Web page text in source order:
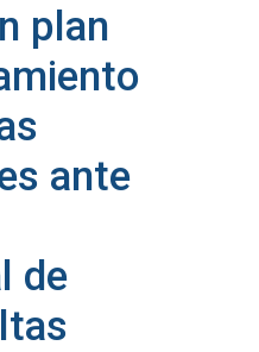
plan
ante
de